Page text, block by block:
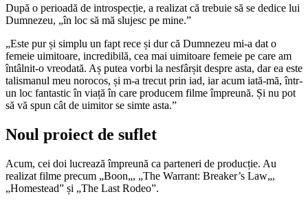
După o perioadă de introspecție, a realizat că trebuie să se dedice lui
Dumnezeu, „în loc să mă slujesc pe mine.”
„Este pur și simplu un fapt rece și dur că Dumnezeu mi-a dat o
femeie uimitoare, incredibilă, cea mai uimitoare femeie pe care am
întâlnit-o vreodată. Aș putea vorbi la nesfârșit despre asta, dar ea este
talismanul meu norocos, și m-a trecut prin iad, iar acum iată-mă, într-
un loc fantastic în viață în care producem filme împreună. Și nu pot
să vă spun cât de uimitor se simte asta.”
Noul proiect de suflet
Acum, cei doi lucrează împreună ca parteneri de producție. Au
realizat filme precum „Boon„, „The Warrant: Breaker’s Law„,
„Homestead” și „The Last Rodeo”.